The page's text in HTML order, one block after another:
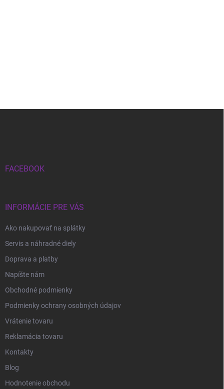
FACEBOOK
INFORMÁCIE PRE VÁS
Ako nakupovať na splátky
Servis a náhradné diely
Doprava a platby
Napíšte nám
Obchodné podmienky
Podmienky ochrany osobných údajov
Vrátenie tovaru
Reklamácia tovaru
Kontakty
Blog
Hodnotenie obchodu